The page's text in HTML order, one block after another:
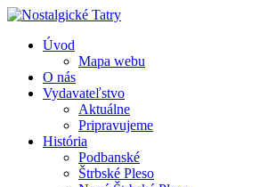
Úvod
Mapa webu
O nás
Vydavateľstvo
Aktuálne
Pripravujeme
História
Podbanské
Štrbské Pleso